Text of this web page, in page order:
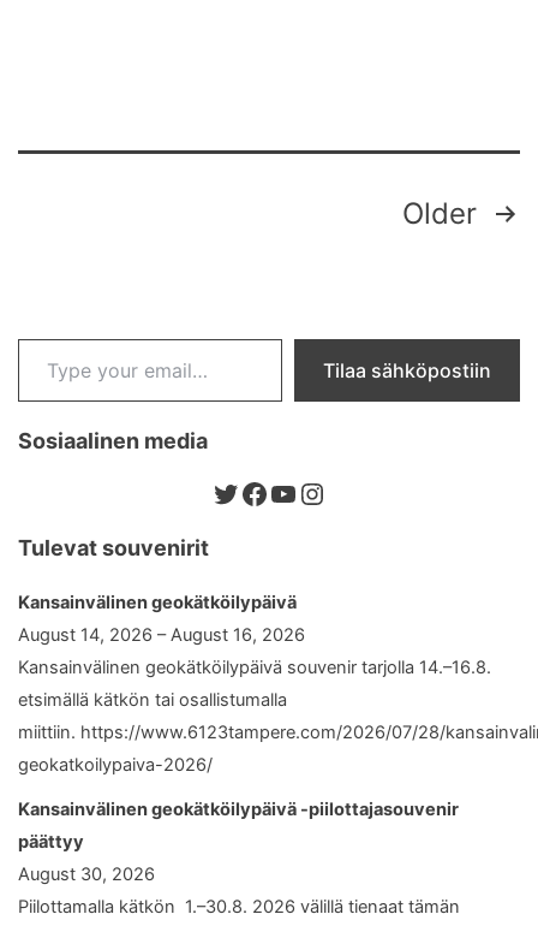
Older
Type your email…
Tilaa sähköpostiin
Sosiaalinen media
Twitter
Facebook
YouTube
Instagram
Tulevat souvenirit
Kansainvälinen geokätköilypäivä
August 14, 2026 – August 16, 2026
Kansainvälinen geokätköilypäivä souvenir tarjolla 14.–16.8.
etsimällä kätkön tai osallistumalla
miittiin. https://www.6123tampere.com/2026/07/28/
geokatkoilypaiva-2026/
Kansainvälinen geokätköilypäivä -piilottajasouvenir
päättyy
August 30, 2026
Piilottamalla kätkön 1.–30.8. 2026 välillä tienaat tämän